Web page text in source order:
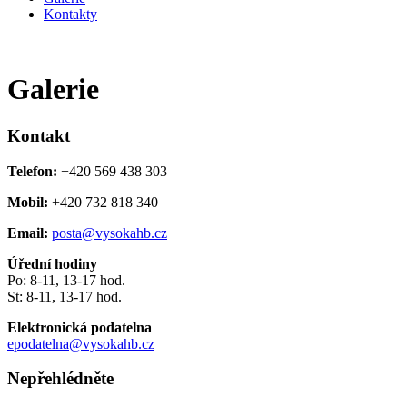
Kontakty
Galerie
Kontakt
Telefon: +420 569 438 303
Mobil: +420 732 818 340
Email: posta@vysokahb.cz
Úřední hodiny
Po: 8-11, 13-17 hod.
St: 8-11, 13-17 hod.
Elektronická podatelna
epodatelna@vysokahb.cz
Nepřehlédněte